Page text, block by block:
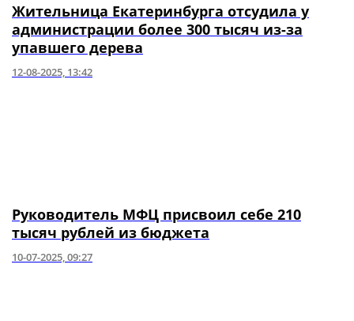
Жительница Екатеринбурга отсудила у
администрации более 300 тысяч из-за
упавшего дерева
12-08-2025, 13:42
Руководитель МФЦ присвоил себе 210
тысяч рублей из бюджета
10-07-2025, 09:27